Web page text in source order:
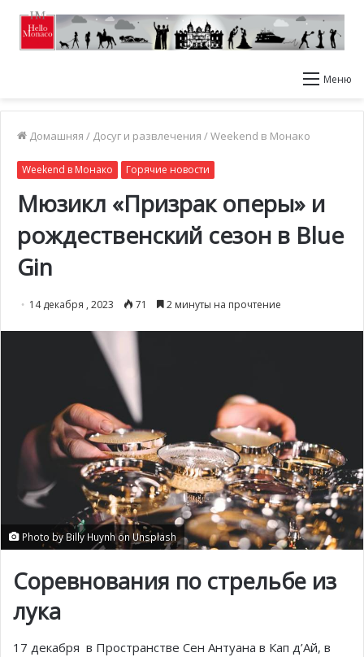
Меню
Домашняя / Досуг и развлечения /Weekend в Монако
Weekend в Монако Горячие новости
Мюзикл «Призрак оперы» и
рождественский сезон в Blue
Gin
14 декабря , 2023 71 2 минуты на прочтение
Photo by Billy Huynh on Unsplash
Соревнования по стрельбе из
лука
17 декабря в Пространстве Сен Антуана в Кап д’Ай, в